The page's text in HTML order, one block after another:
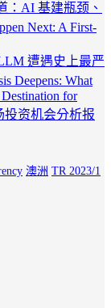
：AI 基建瓶颈、
Next: A First-
遭遇史上最严
Deepens: What
for
投资机会分析报
澳洲 TR 2023/1